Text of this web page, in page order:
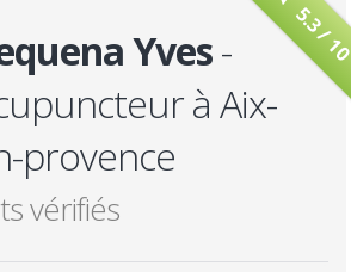
5.3 /
Yves-
à Aix-
provence
vérifiés